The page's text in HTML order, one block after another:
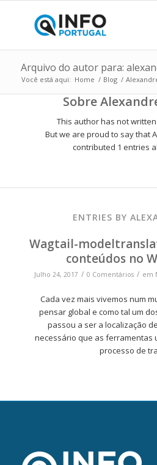
Arquivo do autor para:
Você está aqui: Home / Blog /
Sobre
This author has not
But we are proud to say that
contributed 1 entries
ENTRIES BY
Wagtail-
conteúdos no
Julho 24, 2017 / 0 Comentários / em
Cada vez mais vivemos num
pensar global e como tal um
passou a ser a localização
necessário que as ferramentas
processo de